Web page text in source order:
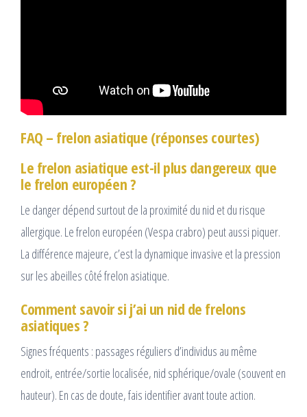
FAQ – frelon asiatique (réponses courtes)
Le frelon asiatique est-il plus dangereux que
le frelon européen ?
Le danger dépend surtout de la proximité du nid et du risque
allergique. Le frelon européen (Vespa crabro) peut aussi piquer.
La différence majeure, c’est la dynamique invasive et la pression
sur les abeilles côté frelon asiatique.
Comment savoir si j’ai un nid de frelons
asiatiques ?
Signes fréquents : passages réguliers d’individus au même
endroit, entrée/sortie localisée, nid sphérique/ovale (souvent en
hauteur). En cas de doute, fais identifier avant toute action.